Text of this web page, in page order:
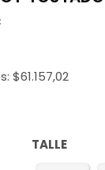
$61.157,02
TALLE